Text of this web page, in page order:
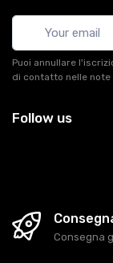
Puoi annullare
di contatto nelle note
Follow us
Consegna